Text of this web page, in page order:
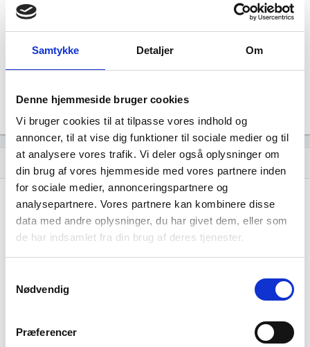
Samtykke Detaljer Om
Denne hjemmeside bruger cookies
Vi bruger cookies til at tilpasse vores indhold og
annoncer, til at vise dig funktioner til sociale medier og til
at analysere vores trafik. Vi deler også oplysninger om
din brug af vores hjemmeside med vores partnere inden
for sociale medier, annonceringspartnere og
analysepartnere. Vores partnere kan kombinere disse
data med andre oplysninger, du har givet dem, eller som
de har indsamlet fra din brug af deres tjenester.
Nødvendig
Præferencer
Status
OPLØSTEFTERSPALTNING
Reviham ApS
Tegningsregel
Uoplyst
Udvikling i antal ansatte
2 - 4
2 - 4
20 - 49
20 - 49
100 - 199
100 - 199
200 - 499
200 - 499
500 - 999
500 - 999
1000+
1000+